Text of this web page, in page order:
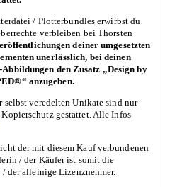
/ Plotterbundles erwirbst du
verbleiben bei Thorsten
deiner umgesetzten
unerlässlich, bei deinen
den Zusatz „Design by
anzugeben.
veredelten Unikate sind nur
gestattet. Alle Infos
der mit diesem Kauf verbundenen
/ der Käufer ist somit die
der alleinige Lizenznehmer.